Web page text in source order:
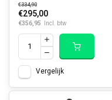
€334,90
€295,00
€356,95 Incl. btw
Vergelijk